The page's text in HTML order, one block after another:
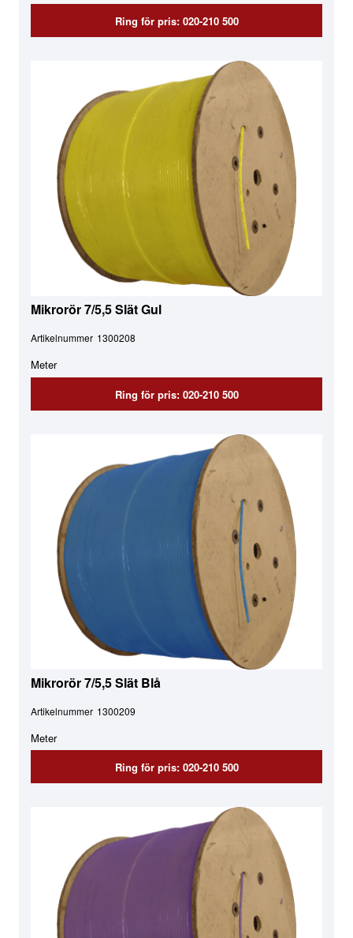
Ring för pris: 020-210 500
Mikrorör 7/5,5 Slät Gul
Artikelnummer 1300208
Meter
Ring för pris: 020-210 500
Mikrorör 7/5,5 Slät Blå
Artikelnummer 1300209
Meter
Ring för pris: 020-210 500